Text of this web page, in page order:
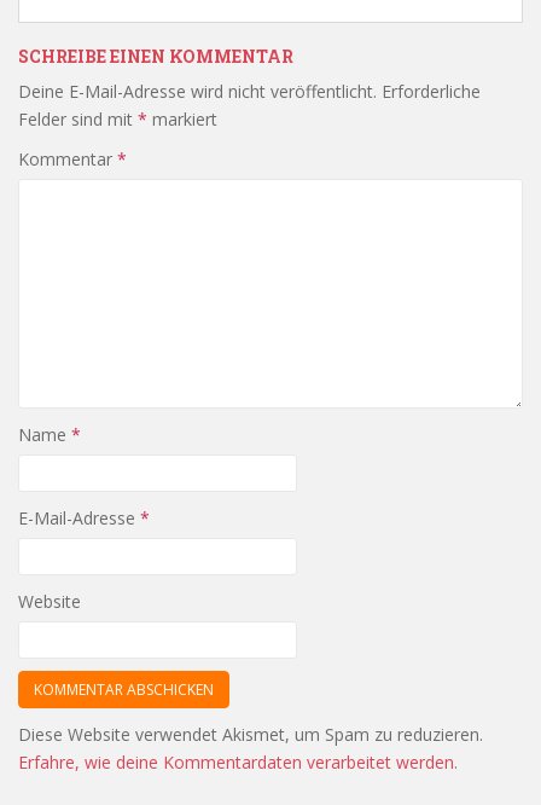
SCHREIBE EINEN KOMMENTAR
Deine E-Mail-Adresse wird nicht veröffentlicht. Erforderliche
Felder sind mit * markiert
Kommentar *
Name *
E-Mail-Adresse *
Website
Diese Website verwendet Akismet, um Spam zu reduzieren.
Erfahre, wie deine Kommentardaten verarbeitet werden.